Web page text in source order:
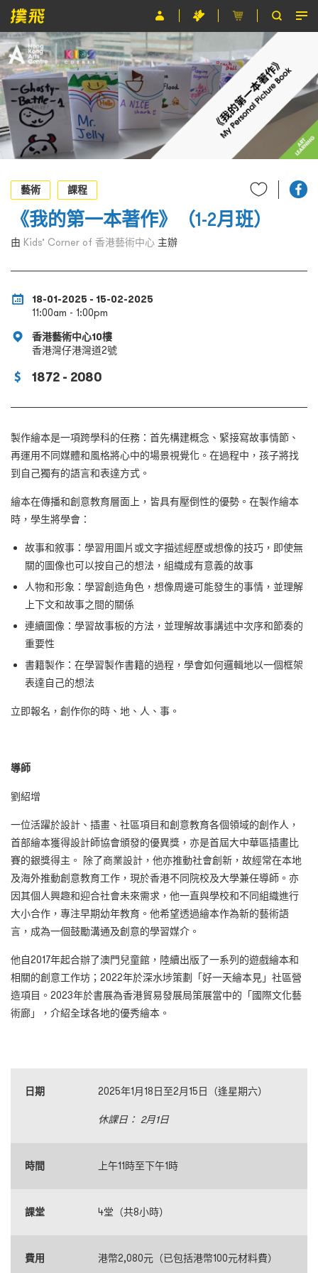
節目
主辦單位
關於撲飛
條款及細則
EN
藝術
課程
《我的第一本著作》（1-2月班）
由 Kids’ Corner of 香港藝術中心 主辦
18-01-2025 - 15-02-2025
11:00am - 1:00pm
香港藝術中心10樓
香港灣仔港灣道2號
1872 - 2080
製作繪本是一項跨學科的任務：首先構建概念、緊接寫故事情節、
再運用不同媒體和風格將心中的場景視覺化。在過程中，孩子將找
到自己獨有的語言和表達方式。
繪本在傳播和創意教育層面上，皆具有壓倒性的優勢。在製作繪本
時，學生將學會：
故事和敘事：學習用圖片或文字描述經歷或想像的技巧，即使無
關的圖像也可以按自己的想法，組織成有意義的故事
人物和形象：學習創造角色，想像周邊可能發生的事情，並理解
上下文和故事之間的關係
連續圖像：學習故事板的方法，並理解故事講述中次序和節奏的
重要性
書籍製作：在學習製作書籍的過程，學會如何邏輯地以一個框架
表達自己的想法
立即報名，創作你的時、地、人、事。
導師
劉紹增
一位活躍於設計、插畫、社區項目和創意教育各個領域的創作人，
首部繪本獲得設計師協會頒發的優異獎，亦是首屆大中華區插畫比
賽的銀獎得主。 除了商業設計，他亦推動社會創新，故經常在本地
及海外推動創意教育工作，現於香港不同院校及大學兼任導師。亦
因其個人興趣和迎合社會未來需求，他一直與學校和不同組織進行
大小合作，專注早期幼年教育。他希望透過繪本作為新的藝術語
言，成為一個鼓勵溝通及創意的學習媒介。
他自2017年起合辦了澳門兒童館，陸續出版了一系列的遊戲繪本和
相關的創意工作坊；2022年於深水埗策劃「好一天繪本見」社區營
造項目。2023年於書展為香港貿易發展局策展當中的「國際文化藝
術廊」，介紹全球各地的優秀繪本。
日期 2025年1月18日至2月15日（逢星期六）
休課日： 2月1日
時間 上午11時至下午1時
課堂 4堂（共8小時）
費用 港幣2,080元（已包括港幣100元材料費）